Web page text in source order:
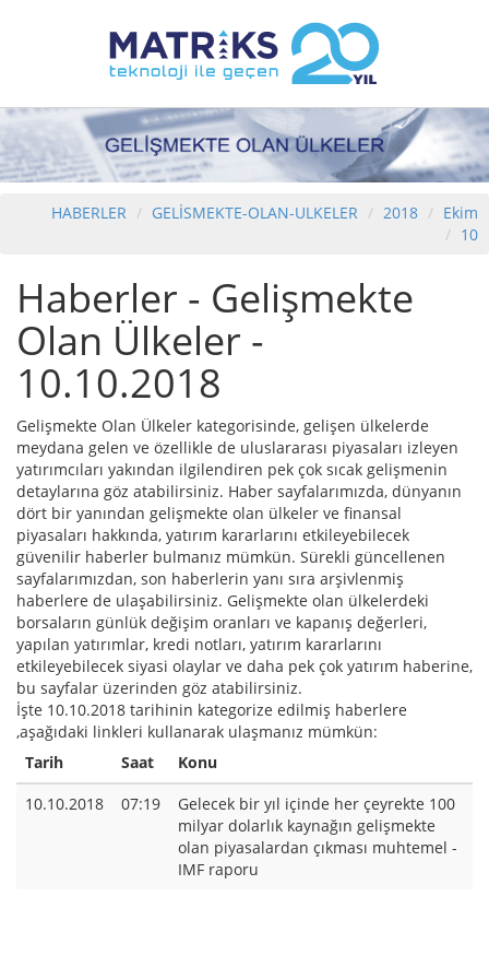
HABERLER GELİSMEKTE-OLAN-ULKELER 2018
Ekim
10
Haberler - Gelişmekte
Olan Ülkeler -
10.10.2018
Gelişmekte Olan Ülkeler kategorisinde, gelişen ülkelerde
meydana gelen ve özellikle de uluslararası piyasaları izleyen
yatırımcıları yakından ilgilendiren pek çok sıcak gelişmenin
detaylarına göz atabilirsiniz. Haber sayfalarımızda, dünyanın
dört bir yanından gelişmekte olan ülkeler ve finansal
piyasaları hakkında, yatırım kararlarını etkileyebilecek
güvenilir haberler bulmanız mümkün. Sürekli güncellenen
sayfalarımızdan, son haberlerin yanı sıra arşivlenmiş
haberlere de ulaşabilirsiniz. Gelişmekte olan ülkelerdeki
borsaların günlük değişim oranları ve kapanış değerleri,
yapılan yatırımlar, kredi notları, yatırım kararlarını
etkileyebilecek siyasi olaylar ve daha pek çok yatırım haberine,
bu sayfalar üzerinden göz atabilirsiniz.
İşte 10.10.2018 tarihinin kategorize edilmiş haberlere
,aşağıdaki linkleri kullanarak ulaşmanız mümkün:
Tarih
Saat
Konu
10.10.2018
07:19
Gelecek bir yıl içinde her çeyrekte 100
milyar dolarlık kaynağın gelişmekte
olan piyasalardan çıkması muhtemel -
IMF raporu